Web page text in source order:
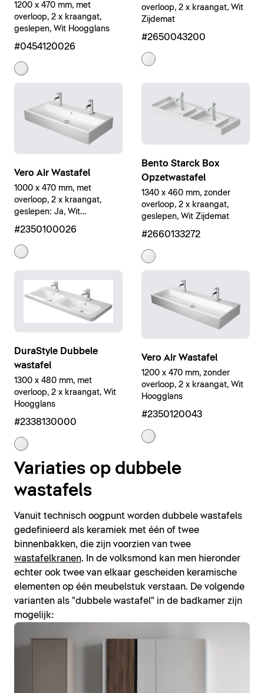
1200 x 470 mm, met
overloop, 2 x kraangat,
geslepen, Wit Hoogglans
#0454120026
overloop, 2 x kraangat, Wit
Zijdemat
#2650043200
Vero Air Wastafel
1000 x 470 mm, met
overloop, 2 x kraangat,
geslepen: Ja, Wit
Hoogglans
#2350100026
Bento Starck Box
Opzetwastafel
1340 x 460 mm, zonder
overloop, 2 x kraangat,
geslepen, Wit Zijdemat
#2660133272
DuraStyle Dubbele
wastafel
1300 x 480 mm, met
overloop, 2 x kraangat, Wit
Hoogglans
#2338130000
Vero Air Wastafel
1200 x 470 mm, zonder
overloop, 2 x kraangat, Wit
Hoogglans
#2350120043
Variaties op dubbele
wastafels
Vanuit technisch oogpunt worden dubbele wastafels
gedefinieerd als keramiek met één of twee
binnenbakken, die zijn voorzien van twee
wastafelkranen. In de volksmond kan men hieronder
echter ook twee van elkaar gescheiden keramische
elementen op één meubelstuk verstaan. De volgende
varianten als "dubbele wastafel" in de badkamer zijn
mogelijk: